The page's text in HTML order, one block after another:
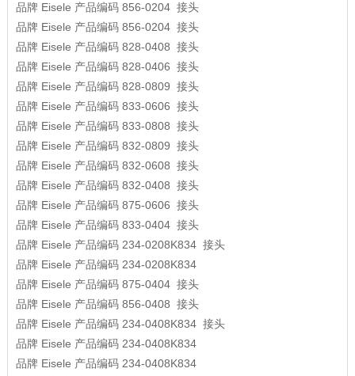
品牌 Eisele 产品编码 856-0204 接头
品牌 Eisele 产品编码 856-0204 接头
品牌 Eisele 产品编码 828-0408 接头
品牌 Eisele 产品编码 828-0406 接头
品牌 Eisele 产品编码 828-0809 接头
品牌 Eisele 产品编码 833-0606 接头
品牌 Eisele 产品编码 833-0808 接头
品牌 Eisele 产品编码 832-0809 接头
品牌 Eisele 产品编码 832-0608 接头
品牌 Eisele 产品编码 832-0408 接头
品牌 Eisele 产品编码 875-0606 接头
品牌 Eisele 产品编码 833-0404 接头
品牌 Eisele 产品编码 234-0208K834 接头
品牌 Eisele 产品编码 234-0208K834
品牌 Eisele 产品编码 875-0404 接头
品牌 Eisele 产品编码 856-0408 接头
品牌 Eisele 产品编码 234-0408K834 接头
品牌 Eisele 产品编码 234-0408K834
品牌 Eisele 产品编码 234-0408K834